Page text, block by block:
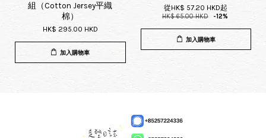
組（Cotton Jersey平織
棉）
HK$ 295.00 HKD
加入購物車
從HK$ 57.20 HKD起
HK$ 65.00 HKD -12%
加入購物車